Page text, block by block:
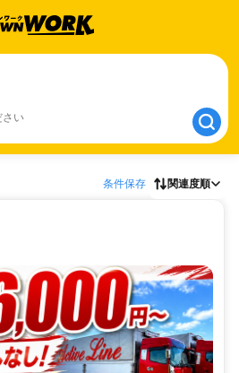
さい
条件保存 関連度順